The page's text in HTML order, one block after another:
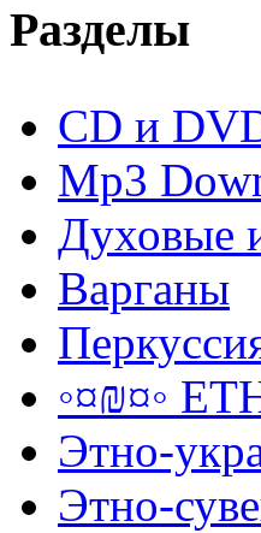
Разделы
CD и
Mp3
Духовые
Варганы
◦¤₪¤◦
Этно-
Этно-